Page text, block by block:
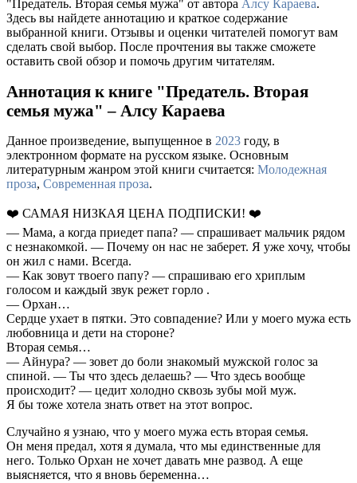
"Предатель. Вторая семья мужа" от автора Алсу Караева.
Здесь вы найдете аннотацию и краткое содержание
выбранной книги. Отзывы и оценки читателей помогут вам
сделать свой выбор. После прочтения вы также сможете
оставить свой обзор и помочь другим читателям.
Аннотация к книге "Предатель. Вторая
семья мужа" – Алсу Караева
Данное произведение, выпущенное в 2023 году, в
электронном формате на русском языке. Основным
литературным жанром этой книги считается: Молодежная
проза, Современная проза.
❤️ САМАЯ НИЗКАЯ ЦЕНА ПОДПИСКИ! ❤️
— Мама, а когда приедет папа? — спрашивает мальчик рядом
с незнакомкой. — Почему он нас не заберет. Я уже хочу, чтобы
он жил с нами. Всегда.
— Как зовут твоего папу? — спрашиваю его хриплым
голосом и каждый звук режет горло .
— Орхан…
Сердце ухает в пятки. Это совпадение? Или у моего мужа есть
любовница и дети на стороне?
Вторая семья…
— Айнура? — зовет до боли знакомый мужской голос за
спиной. — Ты что здесь делаешь? — Что здесь вообще
происходит? — цедит холодно сквозь зубы мой муж.
Я бы тоже хотела знать ответ на этот вопрос.
Случайно я узнаю, что у моего мужа есть вторая семья.
Он меня предал, хотя я думала, что мы единственные для
него. Только Орхан не хочет давать мне развод. А еще
выясняется, что я вновь беременна…